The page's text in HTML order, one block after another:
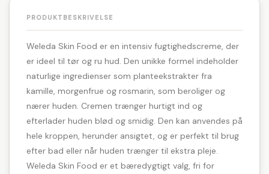
PRODUKTBESKRIVELSE
Weleda Skin Food er en intensiv fugtighedscreme, der
er ideel til tør og ru hud. Den unikke formel indeholder
naturlige ingredienser som planteekstrakter fra
kamille, morgenfrue og rosmarin, som beroliger og
nærer huden. Cremen trænger hurtigt ind og
efterlader huden blød og smidig. Den kan anvendes på
hele kroppen, herunder ansigtet, og er perfekt til brug
efter bad eller når huden trænger til ekstra pleje.
Weleda Skin Food er et bæredygtigt valg, fri for